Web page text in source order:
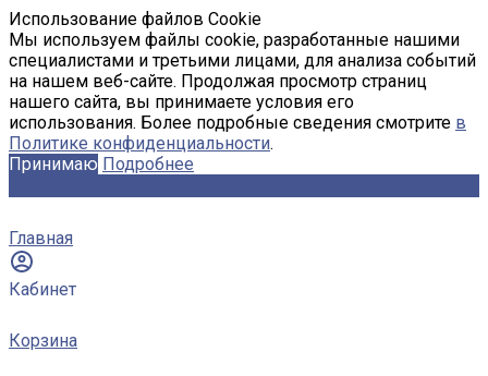
Использование файлов Cookie
Мы используем файлы cookie, разработанные нашими
специалистами и третьими лицами, для анализа событий
на нашем веб-сайте. Продолжая просмотр страниц
нашего сайта, вы принимаете условия его
использования. Более подробные сведения смотрите в
Политике конфиденциальности.
Принимаю Подробнее
Главная
Кабинет
Корзина